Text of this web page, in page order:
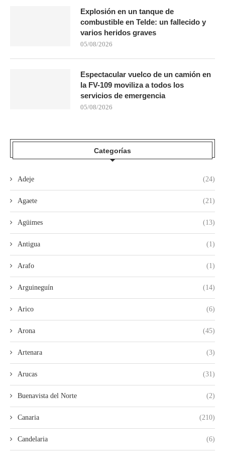
Explosión en un tanque de
combustible en Telde: un fallecido y
varios heridos graves
05/08/2026
Espectacular vuelco de un camión en
la FV-109 moviliza a todos los
servicios de emergencia
05/08/2026
Categorías
Adeje (24)
Agaete (21)
Agüimes (13)
Antigua (1)
Arafo (1)
Arguineguín (14)
Arico (6)
Arona (45)
Artenara (3)
Arucas (31)
Buenavista del Norte (2)
Canaria (210)
Candelaria (6)